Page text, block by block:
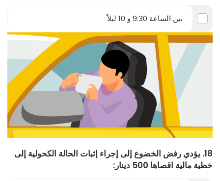
بين الساعة 9:30 و 10 ليلاً
18. يؤدي رفض الخضوع إلى إجراء إثبات الحالة الكحولية إلى
خطية مالية اقصاها 500 دينار: